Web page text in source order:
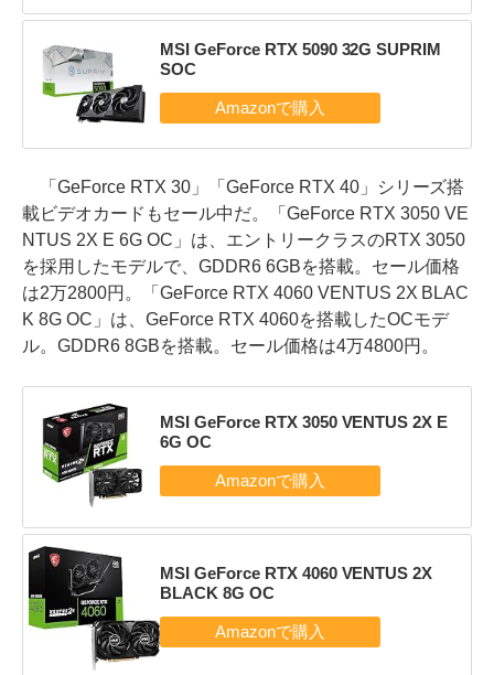
MSI GeForce RTX 5090 32G SUPRIM
SOC
「GeForce RTX 30」「GeForce RTX 40」シリーズ搭
載ビデオカードもセール中だ。「GeForce RTX 3050 VE
NTUS 2X E 6G OC」は、エントリークラスのRTX 3050
を採用したモデルで、GDDR6 6GBを搭載。セール価格
は2万2800円。「GeForce RTX 4060 VENTUS 2X BLAC
K 8G OC」は、GeForce RTX 4060を搭載したOCモデ
ル。GDDR6 8GBを搭載。セール価格は4万4800円。
MSI GeForce RTX 3050 VENTUS 2X E
6G OC
MSI GeForce RTX 4060 VENTUS 2X
BLACK 8G OC